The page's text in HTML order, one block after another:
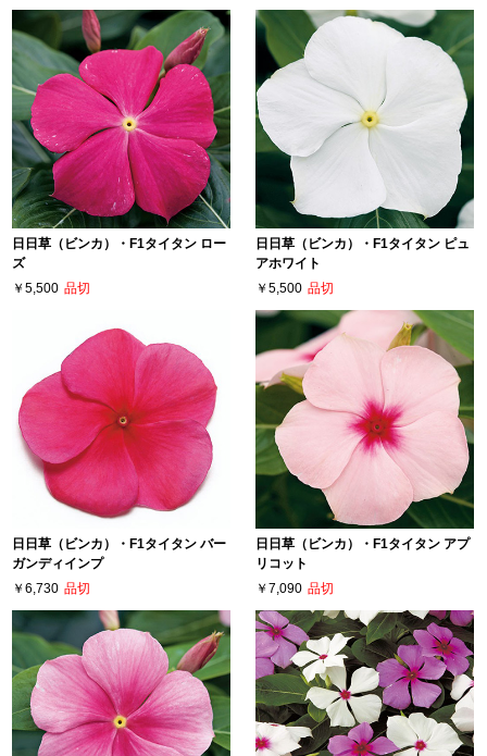
日日草（ビンカ）・F1タイタン ロー
ズ
￥5,500 品切
日日草（ビンカ）・F1タイタン ピュ
アホワイト
￥5,500 品切
日日草（ビンカ）・F1タイタン バー
ガンディインプ
￥6,730 品切
日日草（ビンカ）・F1タイタン アプ
リコット
￥7,090 品切